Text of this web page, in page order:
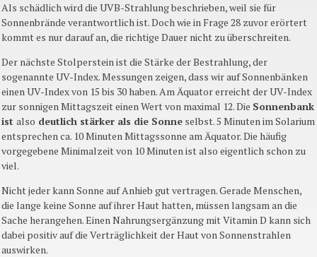
Als schädlich wird die UVB-Strahlung beschrieben, weil sie für
Sonnenbrände verantwortlich ist. Doch wie in Frage 28 zuvor erörtert
kommt es nur darauf an, die richtige Dauer nicht zu überschreiten.
Der nächste Stolperstein ist die Stärke der Bestrahlung, der
sogenannte UV-Index. Messungen zeigen, dass wir auf Sonnenbänken
einen UV-Index von 15 bis 30 haben. Am Äquator erreicht der UV-Index
zur sonnigen Mittagszeit einen Wert von maximal 12. Die Sonnenbank
ist also deutlich stärker als die Sonne selbst. 5 Minuten im Solarium
entsprechen ca. 10 Minuten Mittagssonne am Äquator. Die häufig
vorgegebene Minimalzeit von 10 Minuten ist also eigentlich schon zu
viel.
Nicht jeder kann Sonne auf Anhieb gut vertragen. Gerade Menschen,
die lange keine Sonne auf ihrer Haut hatten, müssen langsam an die
Sache herangehen. Einen Nahrungsergänzung mit Vitamin D kann sich
dabei positiv auf die Verträglichkeit der Haut von Sonnenstrahlen
auswirken.